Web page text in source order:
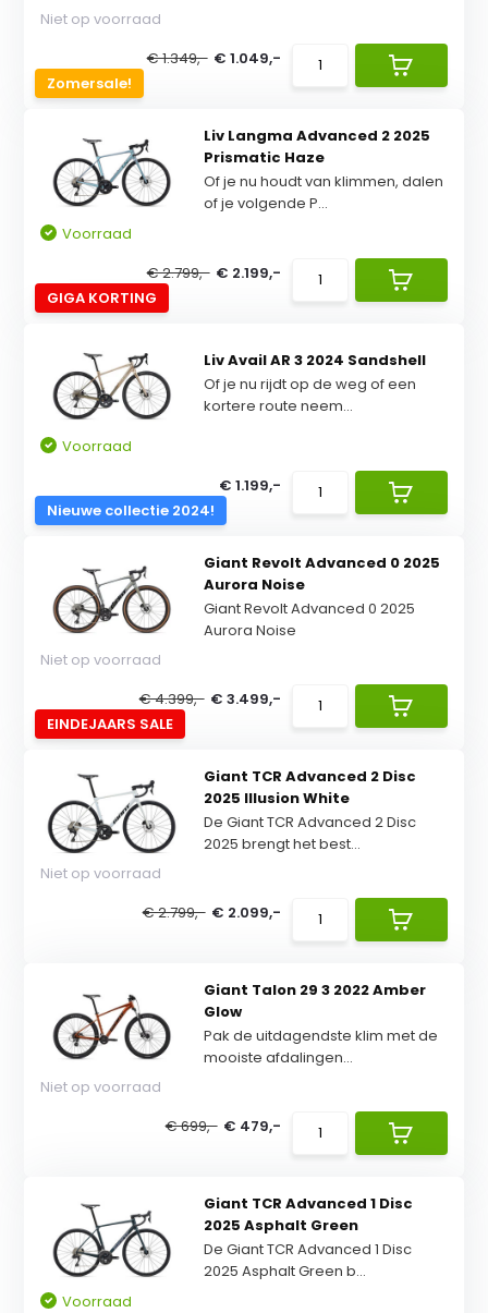
Zomersale!
Niet op voorraad
€ 1.349,- € 1.049,-
GIGA KORTING
Liv Langma Advanced 2 2025
Prismatic Haze
Of je nu houdt van klimmen, dalen
of je volgende P...
Voorraad
€ 2.799,- € 2.199,-
Nieuwe collectie 2024!
Liv Avail AR 3 2024 Sandshell
Of je nu rijdt op de weg of een
kortere route neem...
Voorraad
€ 1.199,-
EINDEJAARS SALE
Giant Revolt Advanced 0 2025
Aurora Noise
Giant Revolt Advanced 0 2025
Aurora Noise
Niet op voorraad
€ 4.399,- € 3.499,-
Giant TCR Advanced 2 Disc
2025 Illusion White
De Giant TCR Advanced 2 Disc
2025 brengt het best...
Niet op voorraad
€ 2.799,- € 2.099,-
Giant Talon 29 3 2022 Amber
Glow
Pak de uitdagendste klim met de
mooiste afdalingen...
Niet op voorraad
€ 699,- € 479,-
Giant TCR Advanced 1 Disc
2025 Asphalt Green
De Giant TCR Advanced 1 Disc
2025 Asphalt Green b...
Voorraad